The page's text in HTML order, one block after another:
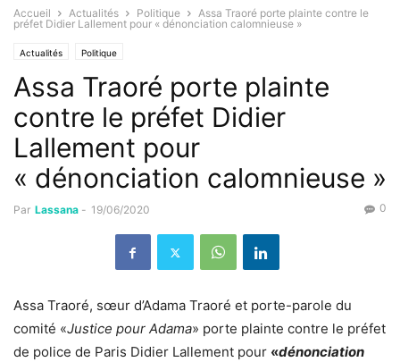
Accueil Actualités Politique
Assa Traoré porte plainte contre le
préfet Didier Lallement pour « dénonciation calomnieuse »
Actualités Politique
Assa Traoré porte plainte
contre le préfet Didier
Lallement pour
« dénonciation calomnieuse »
Par Lassana - 19/06/2020 0
Assa Traoré, sœur d’Adama Traoré et porte-parole du
comité «Justice pour Adama» porte plainte contre le préfet
de police de Paris Didier Lallement pour «dénonciation